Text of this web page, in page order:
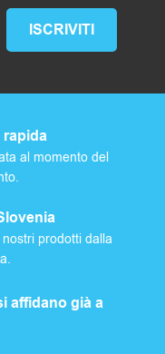
al momento del
prodotti dalla
affidano già a